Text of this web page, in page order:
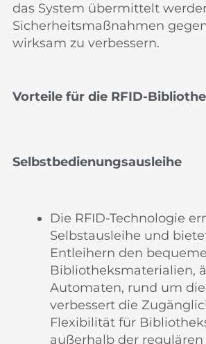
das System übermittelt
Sicherheitsmaßnahmen
wirksam zu verbessern.
Vorteile für die RFID-
Selbstbedienungsausleihe
Die RFID-Technologie
Selbstausleihe und
Entleihern den
Bibliotheksmaterialien,
Automaten, rund um
verbessert die
Flexibilität für
außerhalb der regulären